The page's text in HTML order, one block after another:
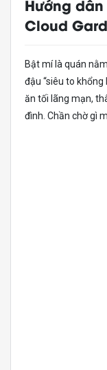
Hướng
Cloud
Bật mí là quán
đậu “siêu to khổng
ăn tối lãng mạn,
đình. Chần chờ gì